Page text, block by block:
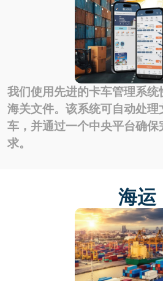
我们使用先进的卡车管理系
海关文件。该系统可自动处理
车，并通过一个中央平台确
求。
海运